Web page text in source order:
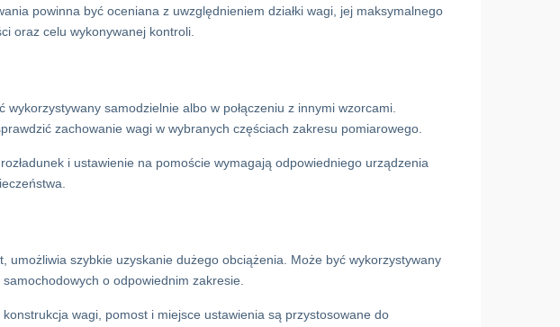
powinna być oceniana z uwzględnieniem działki wagi, jej maksymalnego
oraz celu wykonywanej kontroli.
samodzielnie albo w połączeniu z innymi wzorcami.
zachowanie wagi w wybranych częściach zakresu pomiarowego.
i ustawienie na pomoście wymagają odpowiedniego urządzenia
umożliwia szybkie uzyskanie dużego obciążenia. Może być wykorzystywany
o odpowiednim zakresie.
wagi, pomost i miejsce ustawienia są przystosowane do